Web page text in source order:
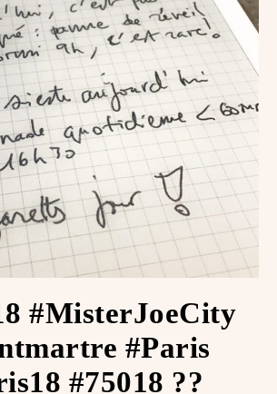
#MisterJoeCity
#Paris
#75018 ??